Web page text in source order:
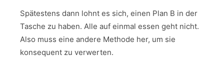
Spätestens dann lohnt es sich, einen Plan B in der
Tasche zu haben. Alle auf einmal essen geht nicht.
Also muss eine andere Methode her, um sie
konsequent zu verwerten.